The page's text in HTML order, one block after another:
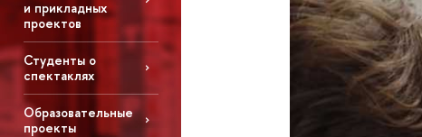
и прикладных
проектов
Студенты о
спектаклях
Образовательные
проекты